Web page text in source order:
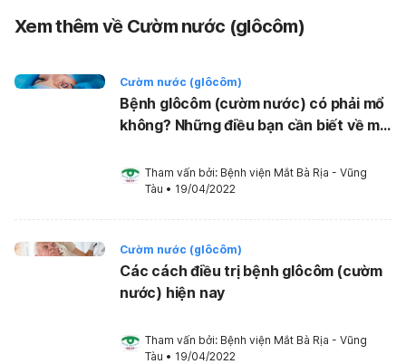
Xem thêm về Cườm nước (glôcôm)
Cườm nước (glôcôm)
Bệnh glôcôm (cườm nước) có phải mổ
không? Những điều bạn cần biết về mổ
Tham vấn bởi: Bệnh viện Mắt Bà Rịa - Vũng
Tàu • 19/04/2022
Cườm nước (glôcôm)
Các cách điều trị bệnh glôcôm (cườm
nước) hiện nay
Tham vấn bởi: Bệnh viện Mắt Bà Rịa - Vũng
Tàu • 19/04/2022